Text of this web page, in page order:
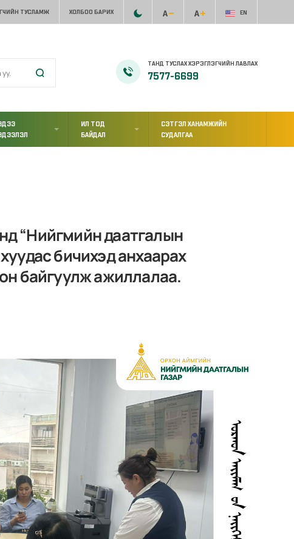
ТУСЛАМЖ ХОЛБОО БАРИХ EN
ТАНД ТУСЛАХ ХЭРЭГЛЭГЧИЙН ЛАВЛАХ
7577-6699
ИЛ ТОД
БАЙДАЛ
СЭТГЭЛ ХАНАМЖИЙН
СУДАЛГАА
“Нийгмийн даатгалын
бичихэд анхаарах
байгуулж ажиллалаа.